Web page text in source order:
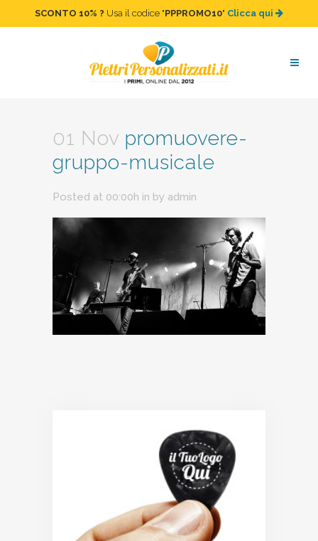
SCONTO 10% ? Usa il codice "PPPROMO10" Clicca qui
promuovere-gruppo-
musicale
01 Nov promuovere-
gruppo-musicale
Posted at 00:00h in by admin